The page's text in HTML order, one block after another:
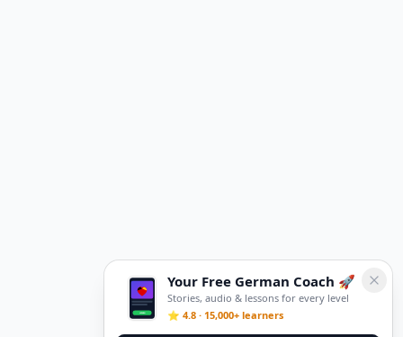
Your Free German Coach 🚀
Stories, audio & lessons for every level
⭐ 4.8 · 15,000+ learners